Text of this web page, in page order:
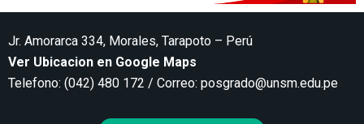
Jr. Amorarca 334, Morales, Tarapoto – Perú
Ver Ubicacion en Google Maps
Telefono: (042) 480 172 / Correo: posgrado@unsm.edu.pe